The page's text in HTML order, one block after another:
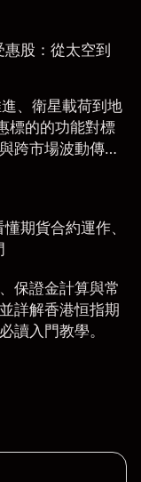
股：從太空到
、衛星載荷到地
標的的功能對標
跨市場波動傳
期貨合約運作、
保證金計算與常
詳解香港恒指期
讀入門教學。